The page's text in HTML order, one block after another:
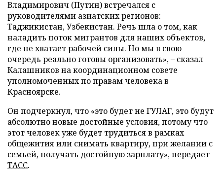
Владимирович (Путин) встречался с
руководителями азиатских регионов:
Таджикистан, Узбекистан. Речь шла о том, как
наладить поток мигрантов для наших объектов,
где не хватает рабочей силы. Но мы в свою
очередь реально готовы организовать», – сказал
Калашников на координационном совете
уполномоченных по правам человека в
Красноярске.
Он подчеркнул, что «это будет не ГУЛАГ, это будут
абсолютно новые достойные условия, потому что
этот человек уже будет трудиться в рамках
общежития или снимать квартиру, при желании с
семьей, получать достойную зарплату», передает
ТАСС.